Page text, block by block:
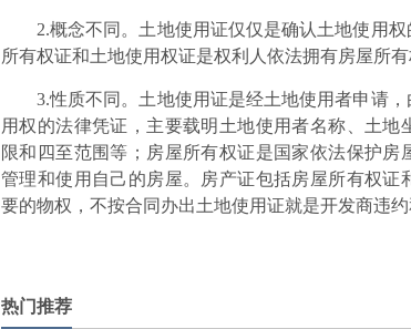
2.概念不同。土地使用证仅仅是确认土地使用
所有权证和土地使用权证是权利人依法拥有房屋所有
3.性质不同。土地使用证是经土地使用者申请
用权的法律凭证，主要载明土地使用者名称、土
限和四至范围等；房屋所有权证是国家依法保护
管理和使用自己的房屋。房产证包括房屋所有权证
要的物权，不按合同办出土地使用证就是开发商违约
热门推荐